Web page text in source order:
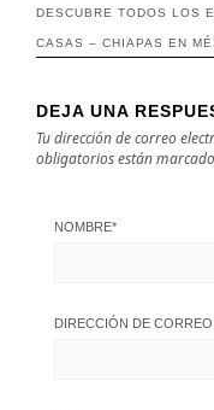
DESCUBRE TODOS LOS
CASAS – CHIAPAS EN
DEJA UNA
Tu dirección de correo
obligatorios están
NOMBRE*
DIRECCIÓN DE